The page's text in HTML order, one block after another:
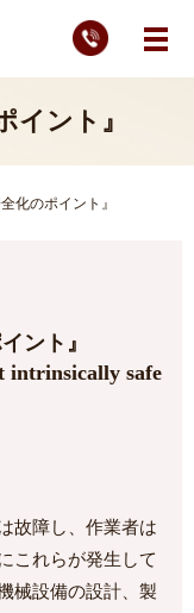
メ
イント』
化のポイント』
ント』
intrinsically safe
故障し、作業者は
これらが発生して
械設備の設計、製